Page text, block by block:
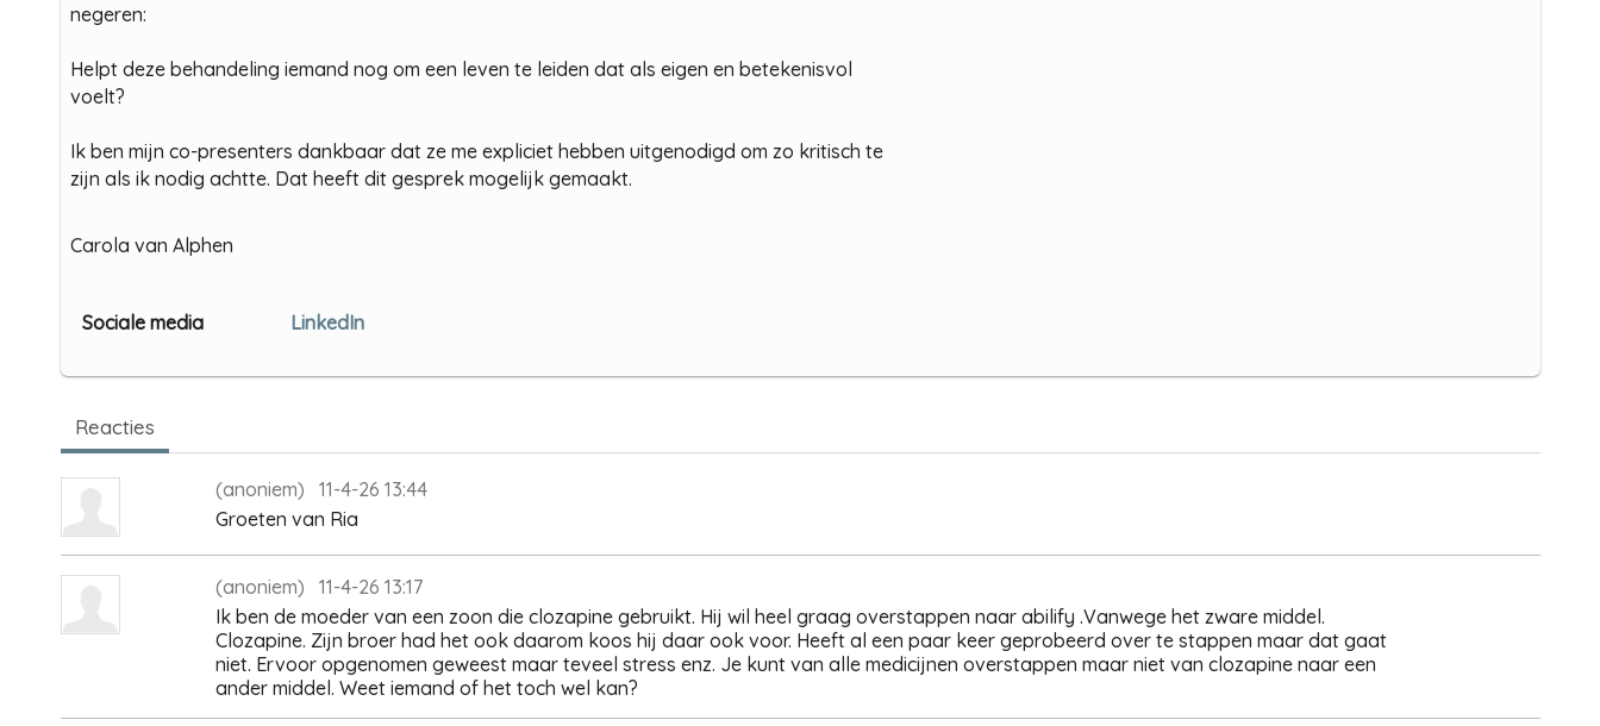
negeren:
Helpt deze behandeling iemand nog om een leven te leiden dat als eigen en betekenisvol
voelt?
Ik ben mijn co-presenters dankbaar dat ze me expliciet hebben uitgenodigd om zo kritisch te
zijn als ik nodig achtte. Dat heeft dit gesprek mogelijk gemaakt.
Carola van Alphen
Sociale media LinkedIn
Reacties
(anoniem) 11-4-26 13:44
Groeten van Ria
(anoniem) 11-4-26 13:17
Ik ben de moeder van een zoon die clozapine gebruikt. Hij wil heel graag overstappen naar abilify .Vanwege het zware middel.
Clozapine. Zijn broer had het ook daarom koos hij daar ook voor. Heeft al een paar keer geprobeerd over te stappen maar dat gaat
niet. Ervoor opgenomen geweest maar teveel stress enz. Je kunt van alle medicijnen overstappen maar niet van clozapine naar een
ander middel. Weet iemand of het toch wel kan?